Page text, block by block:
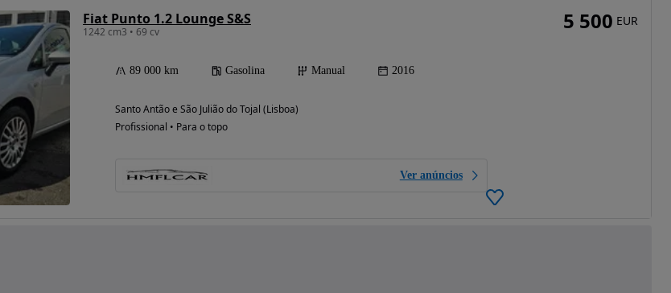
Fiat Punto 1.2 Lounge S&S
1242 cm3 • 69 cv
89 000 km Gasolina Manual 2016
Santo Antão e São Julião do Tojal (Lisboa)
Profissional • Para o topo
Ver anúncios
5 500 EUR